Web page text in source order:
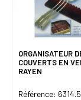
ORGANISATEUR
COUVERTS EN
RAYEN
Référence: